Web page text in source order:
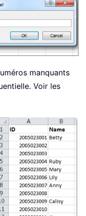
manquants
Voir les